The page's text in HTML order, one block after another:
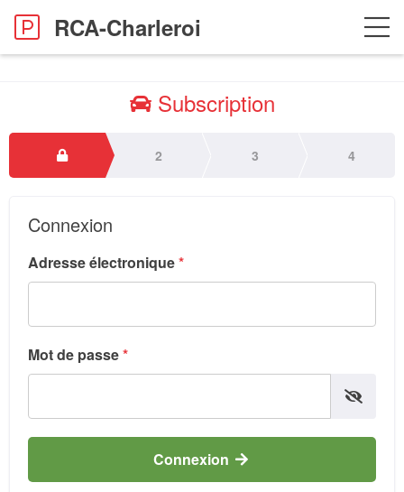
RCA-Charleroi
Subscription
2 3 4
Connexion
Adresse électronique*
Mot de passe*
Connexion